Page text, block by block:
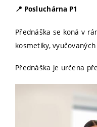
📍 Posluchárna P1
Přednáška se koná v
kosmetiky,
Přednáška je určena